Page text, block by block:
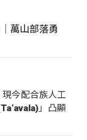
萬山部落勇
今配合族人工
」凸顯